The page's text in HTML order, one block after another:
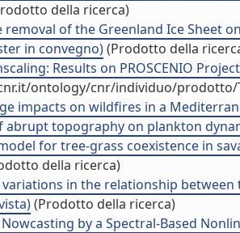
della ricerca)
of the Greenland Ice Sheet
in convegno)(Prodotto della
Results on PROSCENIO
ontology/cnr/individuo/prodotto/
impacts on wildfires in a
abrupt topography on plankton
for tree-grass coexistence in
della ricerca)
in the relationship
(Prodotto della ricerca)
by a Spectral-Based